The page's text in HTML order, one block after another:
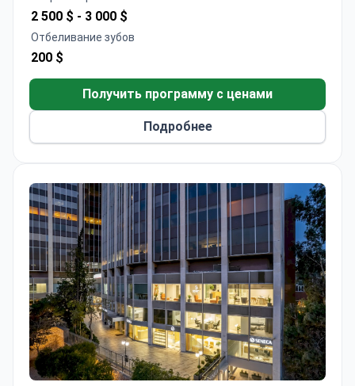
2 500 $ - 3 000 $
Отбеливание зубов
200 $
Получить программу с ценами
Подробнее